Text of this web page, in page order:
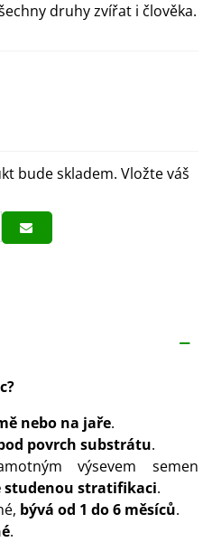
druhy zvířat i člověka.
bude skladem. Vložte váš
nebo na jaře.
povrch substrátu.
výsevem semen
studenou stratifikaci.
bývá od 1 do 6 měsíců.
.